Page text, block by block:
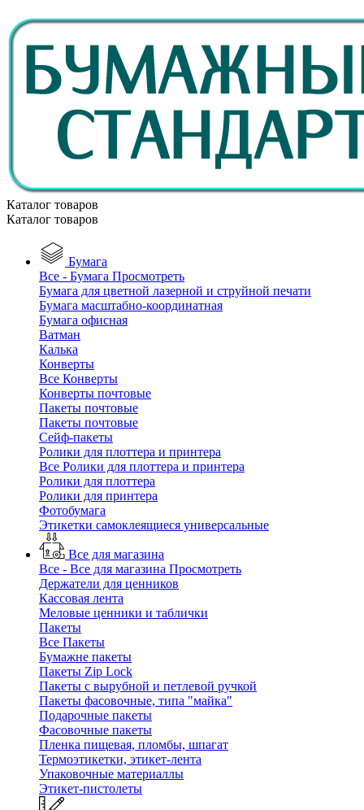
Каталог товаров
Каталог товаров
Бумага
Все - Бумага Просмотреть
Бумага для цветной лазерной и струйной печати
Бумага масштабно-координатная
Бумага офисная
Ватман
Калька
Конверты
Все Конверты
Конверты почтовые
Пакеты почтовые
Пакеты почтовые
Сейф-пакеты
Ролики для плоттера и принтера
Все Ролики для плоттера и принтера
Ролики для плоттера
Ролики для принтера
Фотобумага
Этикетки самоклеящиеся универсальные
Все для магазина
Все - Все для магазина Просмотреть
Держатели для ценников
Кассовая лента
Меловые ценники и таблички
Пакеты
Все Пакеты
Бумажне пакеты
Пакеты Zip Lock
Пакеты с вырубной и петлевой ручкой
Пакеты фасовочные, типа "майка"
Подарочные пакеты
Фасовочные пакеты
Пленка пищевая, пломбы, шпагат
Термоэтикетки, этикет-лента
Упаковочные материаллы
Этикет-пистолеты